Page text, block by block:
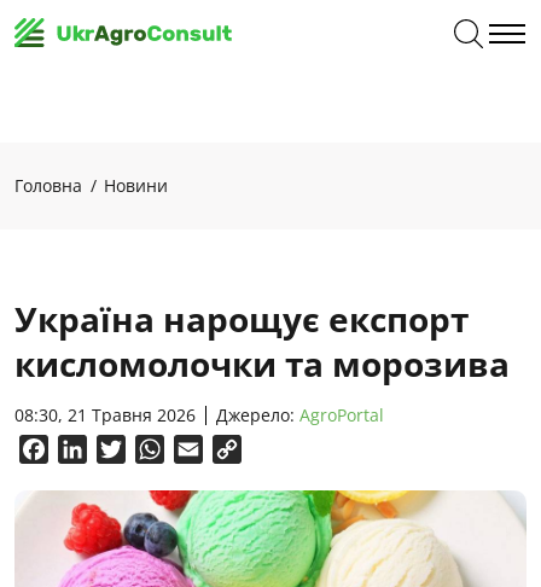
Головна Новини
Україна нарощує експорт
кисломолочки та морозива
08:30, 21 Травня 2026 Джерело: AgroPortal
FacebookLinkedInTwitterWhatsApp
Email